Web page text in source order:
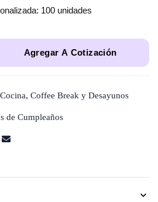
100 unidades
Agregar A Cotización
, Coffee Break y Desayunos
de Cumpleaños